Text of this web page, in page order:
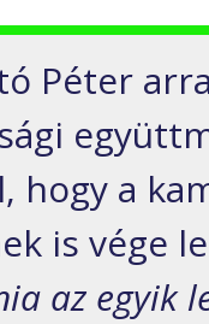
Péter
hogy a
is vége
az egyik